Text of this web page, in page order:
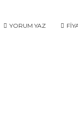
YORUM YAZ